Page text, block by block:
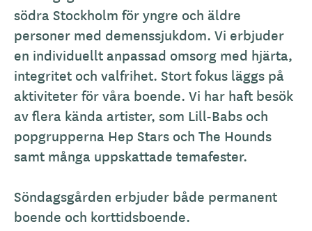
södra Stockholm för yngre och äldre
personer med demenssjukdom. Vi erbjuder
en individuellt anpassad omsorg med hjärta,
integritet och valfrihet. Stort fokus läggs på
aktiviteter för våra boende. Vi har haft besök
av flera kända artister, som Lill-Babs och
popgrupperna Hep Stars och The Hounds
samt många uppskattade temafester.
Söndagsgården erbjuder både permanent
boende och korttidsboende.